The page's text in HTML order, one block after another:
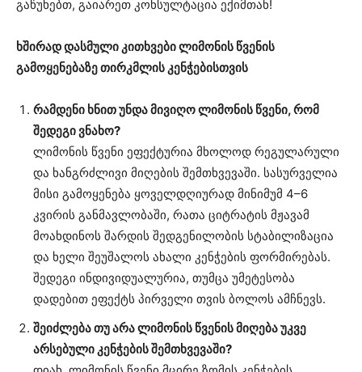
გაწუხებთ, გაიარეთ კონსულტაცია ექიმთან!
ხშირად დასმული კითხვები ლიმონის წვენის
გამოყენებაზე თირკმლის კენჭებისთვის
რამდენი ხნით უნდა მივიღო ლიმონის წვენი, რომ
შედეგი ვნახო?
ლიმონის წვენი ეფექტურია მხოლოდ რეგულარული
და ხანგრძლივი მიღების შემთხვევაში. სასურველია
მისი გამოყენება ყოველდღიურად მინიმუმ 4–6
კვირის განმავლობაში, რათა ციტრატის მჟავამ
მოახდინოს შარდის შედგენილობის სტაბილიზაცია
და ხელი შეუშალოს ახალი კენჭების ფორმირებას.
შედეგი ინდივიდუალურია, თუმცა უმეტესობა
დადებით ეფექტს პირველი თვის ბოლოს ამჩნევს.
შეიძლება თუ არა ლიმონის წვენის მიღება უკვე
არსებული კენჭების შემთხვევაში?